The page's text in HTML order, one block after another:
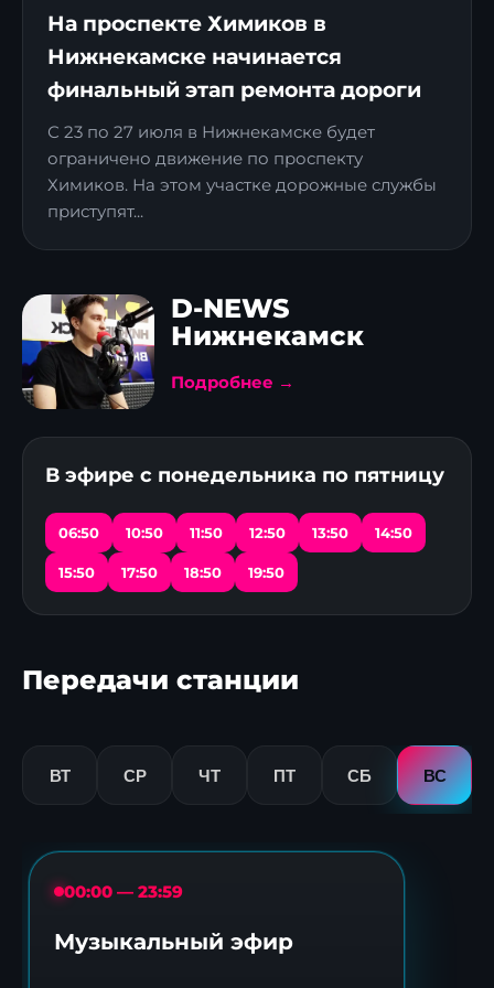
На проспекте Химиков в
Нижнекамске начинается
финальный этап ремонта дороги
С 23 по 27 июля в Нижнекамске будет
ограничено движение по проспекту
Химиков. На этом участке дорожные службы
приступят...
D-NEWS
Нижнекамск
Подробнее →
В эфире с понедельника по пятницу
06:50 10:50 11:50 12:50 13:50 14:50
15:50 17:50 18:50 19:50
Передачи станции
ВТ СР ЧТ ПТ СБ ВС
00:00 — 23:59
Музыкальный эфир